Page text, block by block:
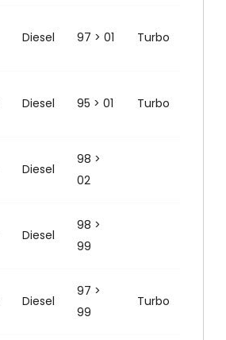
Diesel 97 > 01 Turbo
Diesel 95 > 01 Turbo
Diesel
98 >
02
Diesel
98 >
99
Diesel
97 >
99
Turbo